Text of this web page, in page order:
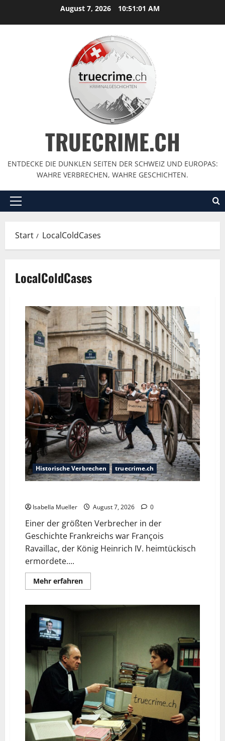
August 7, 2026 10:51:03 AM
TRUECRIME.CH
ENTDECKE DIE DUNKLEN SEITEN DER SCHWEIZ UND EUROPAS:
WAHRE VERBRECHEN, WAHRE GESCHICHTEN.
Start LocalColdCases
LocalColdCases
Historische Verbrechen truecrime.ch
Isabella Mueller August 7, 2026 0
Einer der größten Verbrecher in der
Geschichte Frankreichs war François
Ravaillac, der König Heinrich IV. heimtückisch
ermordete....
Mehr erfahren